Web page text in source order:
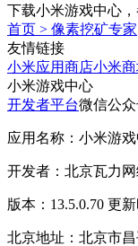
下载小米游戏中心，
首页 > 像素挖矿专家
友情链接
小米应用商店小米
小米游戏中心
开发者平台微信公
应用名称：小米游
开发者：北京瓦力
版本：13.5.0.70 更
北京地址：北京市